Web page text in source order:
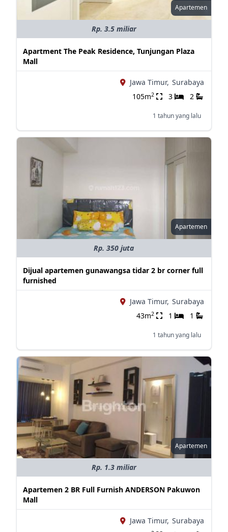
Apartemen
Rp. 3.5 miliar
Apartment The Peak Residence, Tunjungan Plaza
Mall
Jawa Timur, Surabaya
105m2 3 2
1 tahun yang lalu
Apartemen
Rp. 350 juta
Dijual apartemen gunawangsa tidar 2 br corner full
furnished
Jawa Timur, Surabaya
43m2 1 1
1 tahun yang lalu
Apartemen
Rp. 1.3 miliar
Apartemen 2 BR Full Furnish ANDERSON Pakuwon
Mall
Jawa Timur, Surabaya